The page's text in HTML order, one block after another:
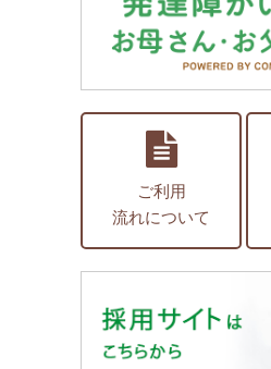
ご利用
流れについて